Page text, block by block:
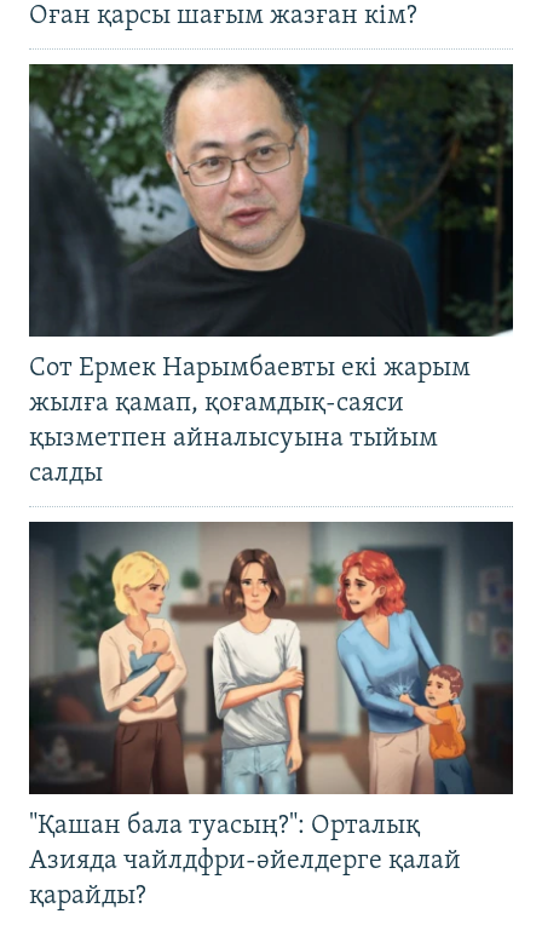
Оған қарсы шағым жазған кім?
Сот Ермек Нарымбаевты екі жарым
жылға қамап, қоғамдық-саяси
қызметпен айналысуына тыйым
салды
"Қашан бала туасың?": Орталық
Азияда чайлдфри-әйелдерге қалай
қарайды?